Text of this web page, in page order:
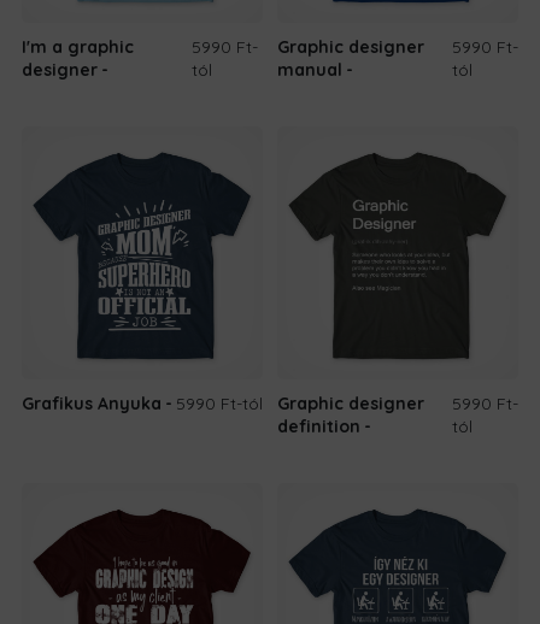
I'm a graphic
designer
5990 Ft-
tól
Graphic designer
manual
5990 Ft-
tól
Grafikus Anyuka 5990 Ft-tól
Graphic designer
definition
5990 Ft-
tól